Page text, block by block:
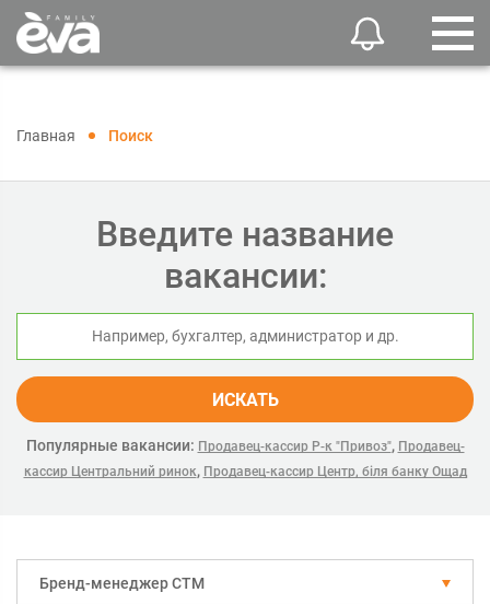
Главная Поиск
Введите название
вакансии:
ИСКАТЬ
Популярные вакансии: Продавец-кассир Р-к "Привоз", Продавец-
кассир Центральний ринок, Продавец-кассир Центр, біля банку Ощад
Бренд-менеджер СТМ